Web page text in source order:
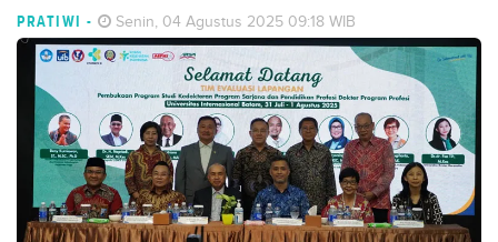
PRATIWI - Senin, 04 Agustus 2025 09:18 WIB